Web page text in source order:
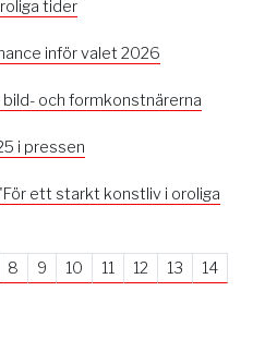
tider
inför valet 2026
och formkonstnärerna
i pressen
ett starkt konstliv i oroliga
8 9 10 11 12 13
14